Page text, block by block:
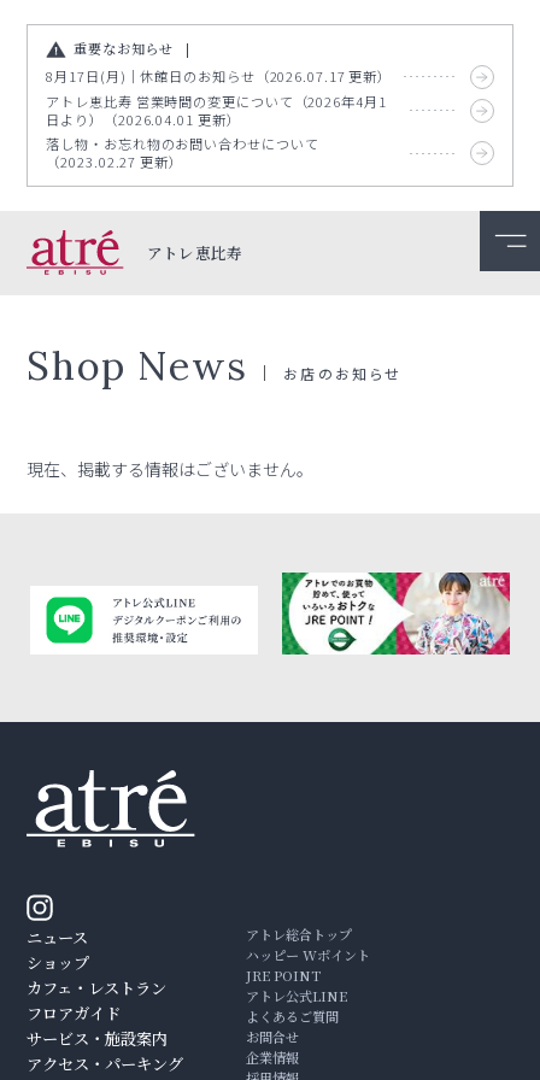
重要なお知らせ
8月17日(月)｜休館日のお知らせ（2026.07.17 更新）
アトレ恵比寿 営業時間の変更について（2026年4月1
日より）（2026.04.01 更新）
落し物・お忘れ物のお問い合わせについて
（2023.02.27 更新）
アトレ恵比寿
Shop News お店のお知らせ
現在、掲載する情報はございません。
ニュース
ショップ
カフェ・レストラン
フロアガイド
サービス・施設案内
アクセス・パーキング
アトレ総合トップ
ハッピー Wポイント
JRE POINT
アトレ公式LINE
よくあるご質問
お問合せ
企業情報